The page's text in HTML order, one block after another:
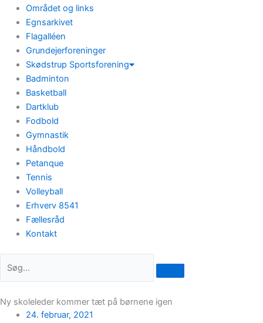
Området og links
Egnsarkivet
Flagalléen
Grundejerforeninger
Skødstrup Sportsforening
Badminton
Basketball
Dartklub
Fodbold
Gymnastik
Håndbold
Petanque
Tennis
Volleyball
Erhverv 8541
Fællesråd
Kontakt
Ny skoleleder kommer tæt på børnene igen
24. februar, 2021